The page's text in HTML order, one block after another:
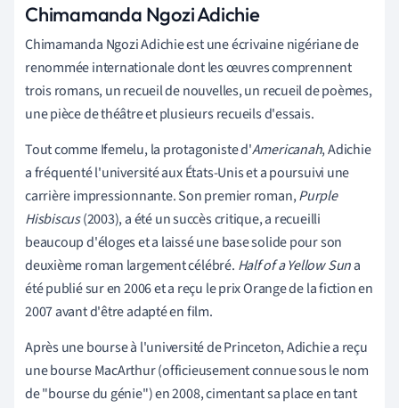
Chimamanda Ngozi Adichie
Chimamanda Ngozi Adichie est une écrivaine nigériane de
renommée internationale dont les œuvres comprennent
trois romans, un recueil de nouvelles, un recueil de poèmes,
une pièce de théâtre et plusieurs recueils d'essais.
Tout comme Ifemelu, la protagoniste d'Americanah, Adichie
a fréquenté l'université aux États-Unis et a poursuivi une
carrière impressionnante. Son premier roman,Purple
Hisbiscus(2003), a été un succès critique, a recueilli
beaucoup d'éloges et a laissé une base solide pour son
deuxième roman largement célébré. Half of a Yellow Suna
été publié suren 2006 et a reçu le prix Orange de la fiction en
2007 avant d'être adapté en film.
Après une bourse à l'université de Princeton, Adichie a reçu
une bourse MacArthur (officieusement connue sous le nom
de "bourse du génie") en 2008, cimentant sa place en tant